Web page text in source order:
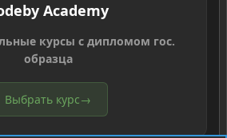
Academy
курсы с дипломом гос.
образца
Выбрать курс→